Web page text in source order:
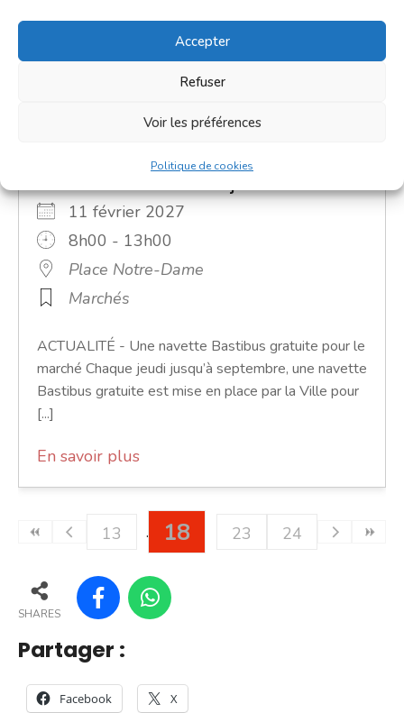
Accepter
Refuser
Voir les préférences
Politique de cookies
Grand marché du jeudi
11 février 2027
8h00 - 13h00
Place Notre-Dame
Marchés
ACTUALITÉ - Une navette Bastibus gratuite pour le
marché Chaque jeudi jusqu’à septembre, une navette
Bastibus gratuite est mise en place par la Ville pour
[...]
En savoir plus
13 18 23 24
SHARES
Partager :
Facebook X